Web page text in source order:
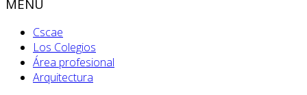
MENÚ
Cscae
Los Colegios
Área profesional
Arquitectura